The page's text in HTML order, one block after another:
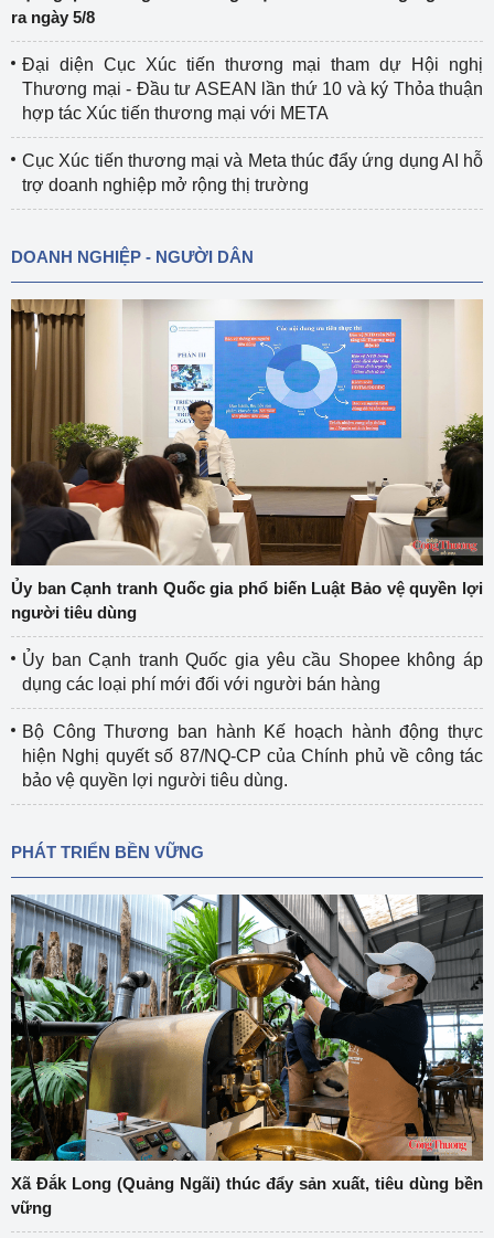
ra ngày 5/8
Đại diện Cục Xúc tiến thương mại tham dự Hội nghị
Thương mại - Đầu tư ASEAN lần thứ 10 và ký Thỏa thuận
hợp tác Xúc tiến thương mại với META
Cục Xúc tiến thương mại và Meta thúc đẩy ứng dụng AI hỗ
trợ doanh nghiệp mở rộng thị trường
DOANH NGHIỆP - NGƯỜI DÂN
Ủy ban Cạnh tranh Quốc gia phổ biến Luật Bảo vệ quyền lợi
người tiêu dùng
Ủy ban Cạnh tranh Quốc gia yêu cầu Shopee không áp
dụng các loại phí mới đối với người bán hàng
Bộ Công Thương ban hành Kế hoạch hành động thực
hiện Nghị quyết số 87/NQ-CP của Chính phủ về công tác
bảo vệ quyền lợi người tiêu dùng.
PHÁT TRIỂN BỀN VỮNG
Xã Đắk Long (Quảng Ngãi) thúc đẩy sản xuất, tiêu dùng bền
vững